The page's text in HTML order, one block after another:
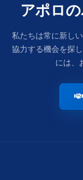
アポロ
私たちは常に新し
協力する機会を探
には、